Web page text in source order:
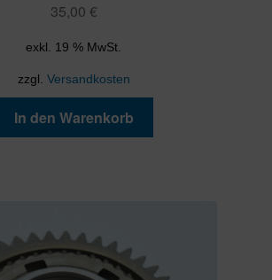
35,00 €
exkl. 19 % MwSt.
zzgl. Versandkosten
In den Warenkorb